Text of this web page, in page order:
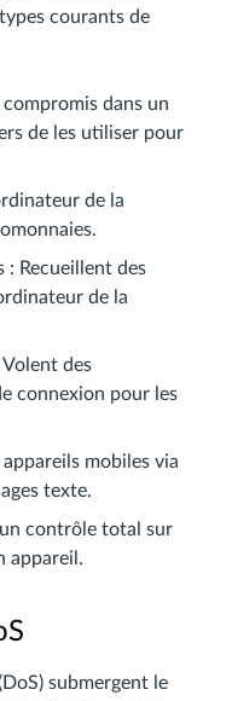
courants de
dans un
de les utiliser pour
de la
: Recueillent des
de la
des
connexion pour les
mobiles via
texte.
contrôle total sur
appareil.
submergent le